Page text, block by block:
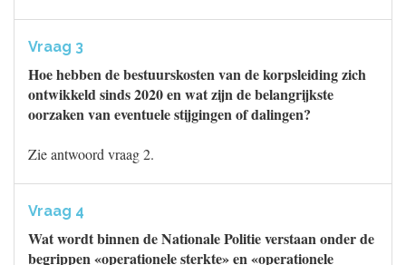
Vraag 3
Hoe hebben de bestuurskosten van de korpsleiding zich
ontwikkeld sinds 2020 en wat zijn de belangrijkste
oorzaken van eventuele stijgingen of dalingen?
Zie antwoord vraag 2.
Vraag 4
Wat wordt binnen de Nationale Politie verstaan onder de
begrippen «operationele sterkte» en «operationele